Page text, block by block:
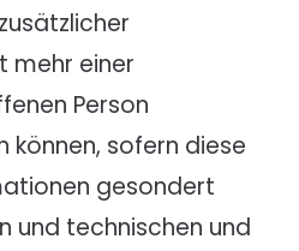
mehr einer
Person
können, sofern diese
gesondert
und technischen und